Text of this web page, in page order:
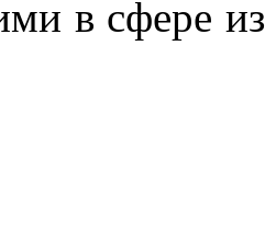
в сфере